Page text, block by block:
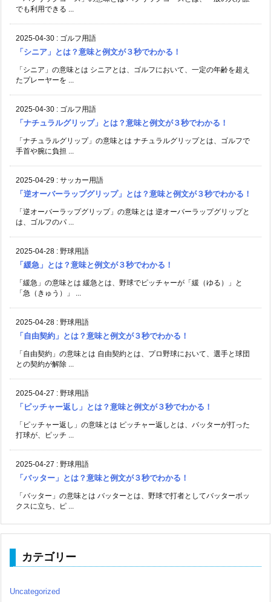
でも利用できる ...
2025-04-30 : ゴルフ用語
「シニア」とは？意味と例文が３秒でわかる！
「シニア」の意味とは シニアとは、ゴルフにおいて、一定の年齢を超え
たプレーヤーを ...
2025-04-30 : ゴルフ用語
「ナチュラルグリップ」とは？意味と例文が３秒でわかる！
「ナチュラルグリップ」の意味とは ナチュラルグリップとは、ゴルフで
手首や腕に負担 ...
2025-04-29 : サッカー用語
「逆オーバーラップグリップ」とは？意味と例文が３秒でわかる！
「逆オーバーラップグリップ」の意味とは 逆オーバーラップグリップと
は、ゴルフのパ ...
2025-04-28 : 野球用語
「緩急」とは？意味と例文が３秒でわかる！
「緩急」の意味とは 緩急とは、野球でピッチャーが「緩（ゆる）」と
「急（きゅう）」 ...
2025-04-28 : 野球用語
「自由契約」とは？意味と例文が３秒でわかる！
「自由契約」の意味とは 自由契約とは、プロ野球において、選手と球団
との契約が解除 ...
2025-04-27 : 野球用語
「ピッチャー返し」とは？意味と例文が３秒でわかる！
「ピッチャー返し」の意味とは ピッチャー返しとは、バッターが打った
打球が、ピッチ ...
2025-04-27 : 野球用語
「バッター」とは？意味と例文が３秒でわかる！
「バッター」の意味とは バッターとは、野球で打者としてバッターボッ
クスに立ち、ピ ...
カテゴリー
Uncategorized